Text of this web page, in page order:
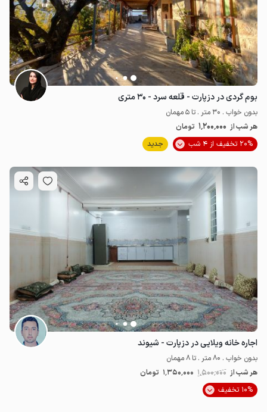
بوم گردی در دزپارت - قلعه سرد - ۳۰ متری
بدون خواب . 30 متر . تا 5 مهمان
هر شب از 1٬200٬000 تومان
20% تخفیف از 4 شب
جدید
اجاره خانه ویلایی در دزپارت - شیوند
بدون خواب . 80 متر . تا 8 مهمان
هر شب از 1٬500٬000 1٬350٬000 تومان
10% تخفیف